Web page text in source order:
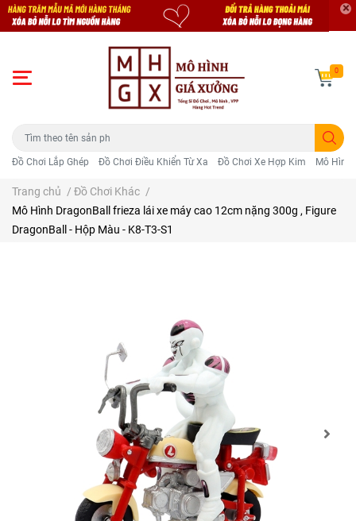
Đồ Chơi Lắp Ghép Đồ Chơi Điều Khiển Từ Xa Đồ Chơi Xe Hợp Kim Mô Hình
0
Trang chủ / Đồ Chơi Khác /
Mô Hình DragonBall frieza lái xe máy cao 12cm nặng 300g , Figure
DragonBall - Hộp Màu - K8-T3-S1